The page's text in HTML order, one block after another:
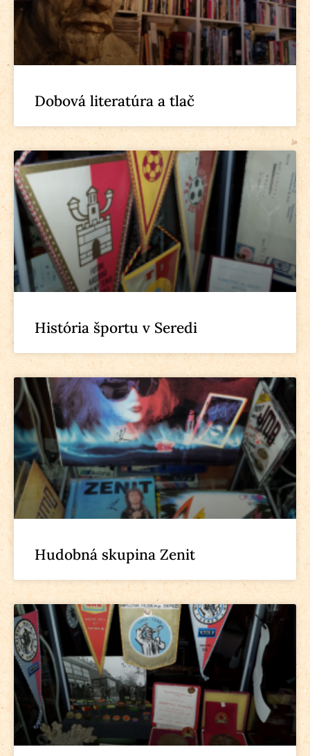
Dobová literatúra a tlač
História športu v Seredi
Hudobná skupina Zenit